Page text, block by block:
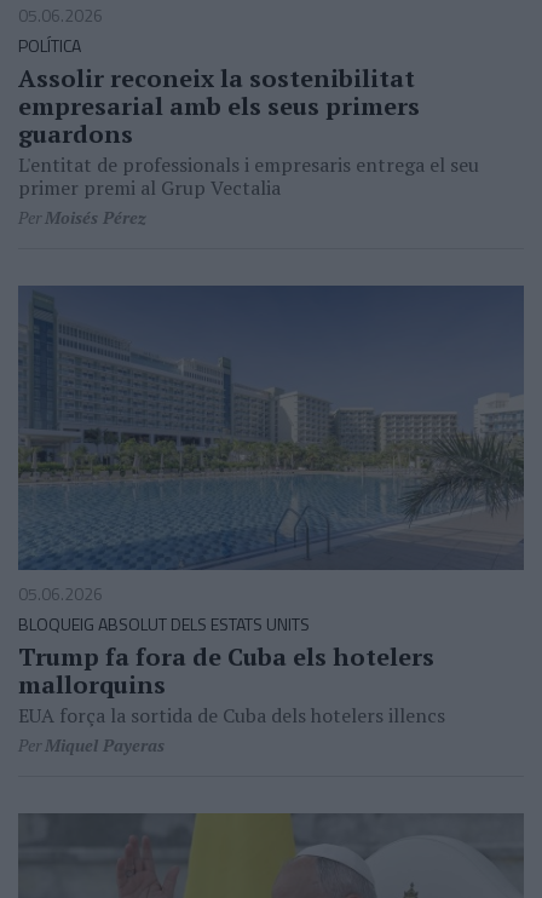
05.06.2026
POLÍTICA
Assolir reconeix la sostenibilitat
empresarial amb els seus primers
guardons
L'entitat de professionals i empresaris entrega el seu
primer premi al Grup Vectalia
PerMoisés Pérez
05.06.2026
BLOQUEIG ABSOLUT DELS ESTATS UNITS
Trump fa fora de Cuba els hotelers
mallorquins
EUA força la sortida de Cuba dels hotelers illencs
PerMiquel Payeras